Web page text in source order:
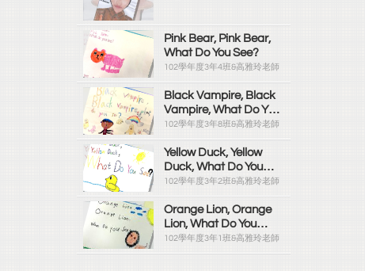
Pink Bear, Pink Bear,
What Do You See?
102學年度3年4班&高雅玲老師
Black Vampire, Black
Vampire, What Do You
See?
102學年度3年8班&高雅玲老師
Yellow Duck, Yellow
Duck, What Do You
See?
102學年度3年2班&高雅玲老師
Orange Lion, Orange
Lion, What Do You
See?
102學年度3年1班&高雅玲老師